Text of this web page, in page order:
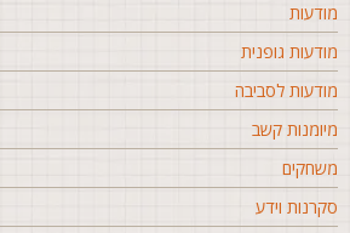
גופנית
לסביבה
קשב
וידע